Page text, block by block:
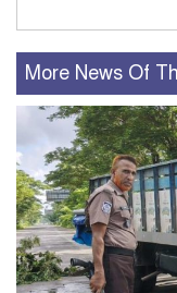
More News Of